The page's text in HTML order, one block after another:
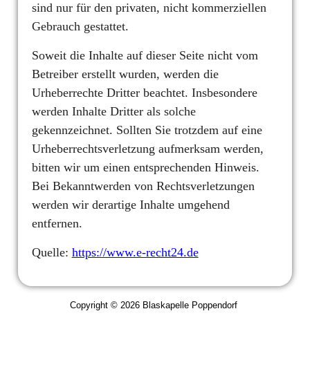
sind nur für den privaten, nicht kommerziellen
Gebrauch gestattet.
Soweit die Inhalte auf dieser Seite nicht vom
Betreiber erstellt wurden, werden die
Urheberrechte Dritter beachtet. Insbesondere
werden Inhalte Dritter als solche
gekennzeichnet. Sollten Sie trotzdem auf eine
Urheberrechtsverletzung aufmerksam werden,
bitten wir um einen entsprechenden Hinweis.
Bei Bekanntwerden von Rechtsverletzungen
werden wir derartige Inhalte umgehend
entfernen.
Quelle: https://www.e-recht24.de
Copyright © 2026 Blaskapelle Poppendorf